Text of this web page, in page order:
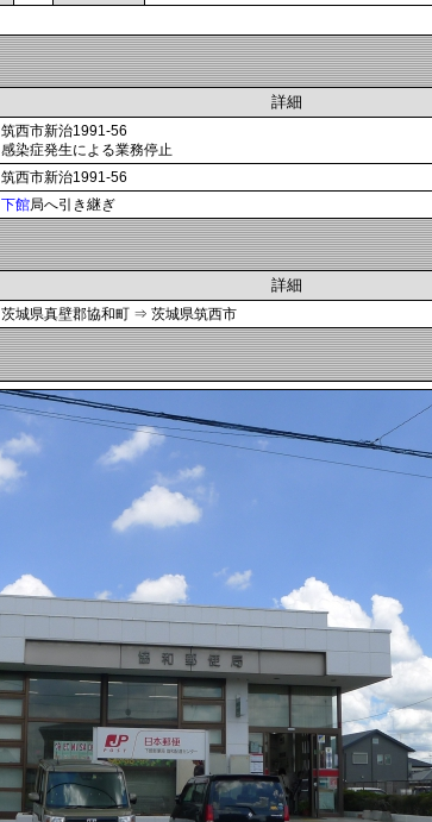
詳細
筑西市新治1991-56
感染症発生による業務停止
筑西市新治1991-56
下館局へ引き継ぎ
詳細
茨城県真壁郡協和町 ⇒ 茨城県筑西市